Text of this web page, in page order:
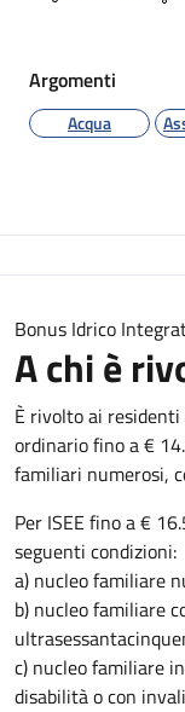
Argomenti
Acqua
Bonus Idrico
A chi è
È rivolto ai residenti
ordinario fino a €
familiari numerosi,
Per ISEE fino a €
seguenti condizioni:
a) nucleo familiare
b) nucleo familiare
c) nucleo familiare
disabilità o con